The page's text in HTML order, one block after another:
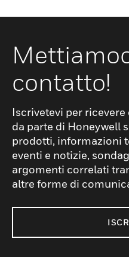
contatto!
Iscrivetevi per
da parte di Honeywell
prodotti, informazioni
eventi e notizie,
argomenti correlati
altre forme di